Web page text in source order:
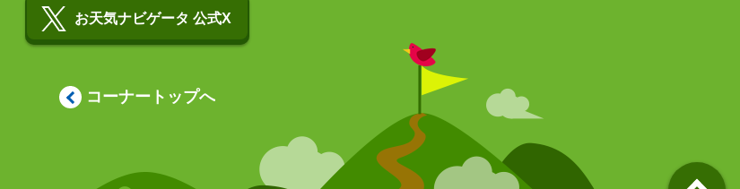
お天気ナビゲータ 公式X
コーナートップへ